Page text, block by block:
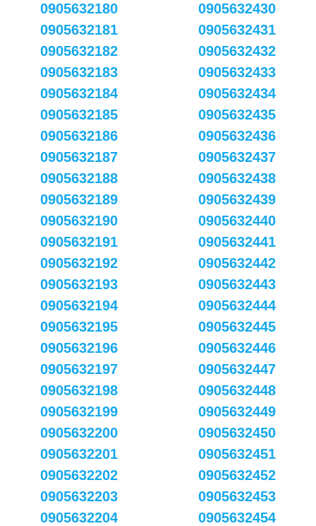
0905632180
0905632181
0905632182
0905632183
0905632184
0905632185
0905632186
0905632187
0905632188
0905632189
0905632190
0905632191
0905632192
0905632193
0905632194
0905632195
0905632196
0905632197
0905632198
0905632199
0905632200
0905632201
0905632202
0905632203
0905632204
0905632430
0905632431
0905632432
0905632433
0905632434
0905632435
0905632436
0905632437
0905632438
0905632439
0905632440
0905632441
0905632442
0905632443
0905632444
0905632445
0905632446
0905632447
0905632448
0905632449
0905632450
0905632451
0905632452
0905632453
0905632454